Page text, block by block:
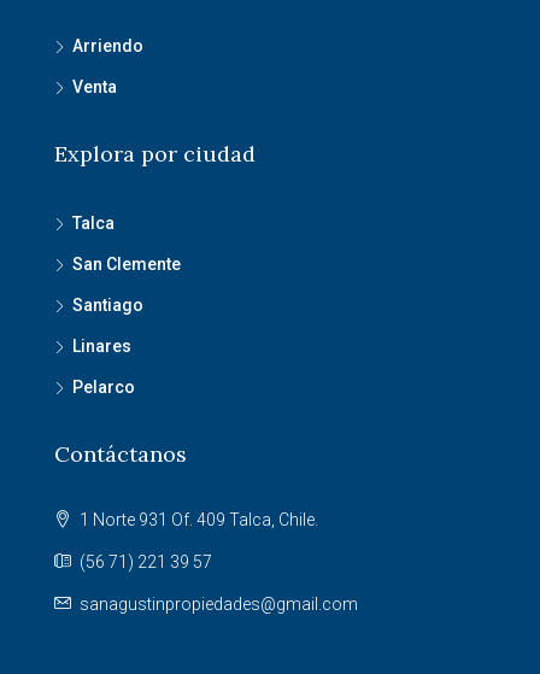
Arriendo
Venta
Explora por ciudad
Talca
San Clemente
Santiago
Linares
Pelarco
Contáctanos
1 Norte 931 Of. 409 Talca, Chile.
(56 71) 221 39 57
sanagustinpropiedades@gmail.com